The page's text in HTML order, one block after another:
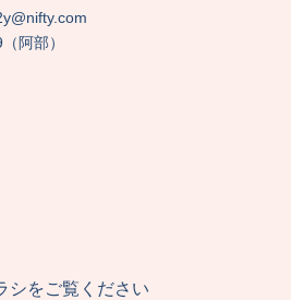
阿部）
シをご覧ください